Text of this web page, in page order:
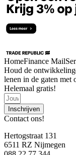
HomeFinance
Houd de
lenen in de gaten met
Helemaal gratis!
Inschrijven
Contact ons!
Hertogstraat 131
6511 RZ Nijmegen